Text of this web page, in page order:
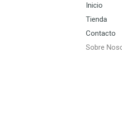
Inicio
Tienda
Contacto
Sobre